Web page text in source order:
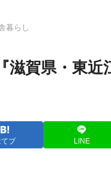
暮らし
滋賀県・東近
ブ LINE